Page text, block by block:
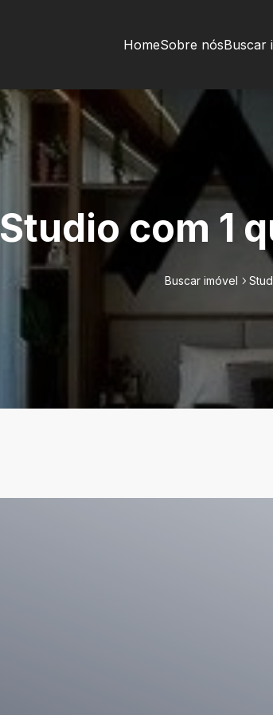
HomeSobre nósBuscar
Studio com 1
Buscar imóvel